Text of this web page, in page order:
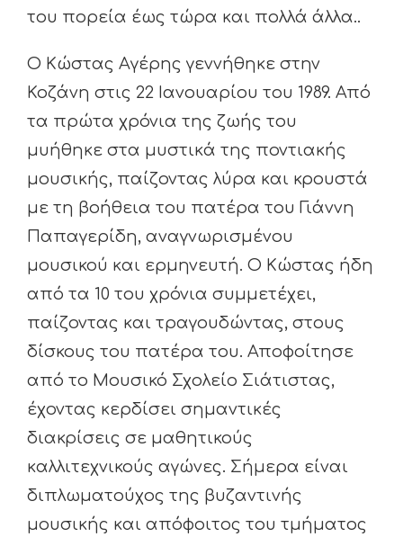
του πορεία έως τώρα και πολλά άλλα..
Ο Κώστας Αγέρης γεννήθηκε στην
Κοζάνη στις 22 Ιανουαρίου του 1989. Από
τα πρώτα χρόνια της ζωής του
μυήθηκε στα μυστικά της ποντιακής
μουσικής, παίζοντας λύρα και κρουστά
με τη βοήθεια του πατέρα του Γιάννη
Παπαγερίδη, αναγνωρισμένου
μουσικού και ερμηνευτή. Ο Κώστας ήδη
από τα 10 του χρόνια συμμετέχει,
παίζοντας και τραγουδώντας, στους
δίσκους του πατέρα του. Αποφοίτησε
από το Μουσικό Σχολείο Σιάτιστας,
έχοντας κερδίσει σημαντικές
διακρίσεις σε μαθητικούς
καλλιτεχνικούς αγώνες. Σήμερα είναι
διπλωματούχος της βυζαντινής
μουσικής και απόφοιτος του τμήματος